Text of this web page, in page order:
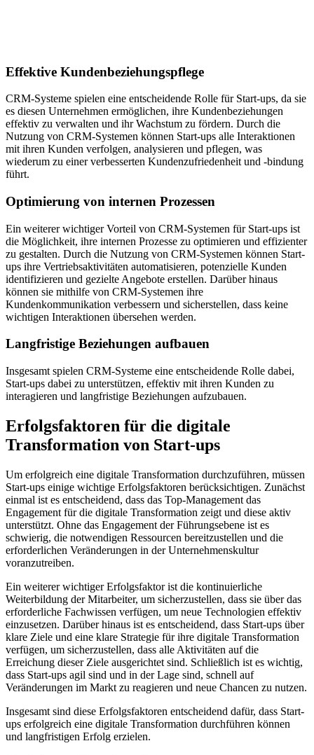
Effektive Kundenbeziehungspflege
CRM-Systeme spielen eine entscheidende Rolle für Start-ups, da sie
es diesen Unternehmen ermöglichen, ihre Kundenbeziehungen
effektiv zu verwalten und ihr Wachstum zu fördern. Durch die
Nutzung von CRM-Systemen können Start-ups alle Interaktionen
mit ihren Kunden verfolgen, analysieren und pflegen, was
wiederum zu einer verbesserten Kundenzufriedenheit und -bindung
führt.
Optimierung von internen Prozessen
Ein weiterer wichtiger Vorteil von CRM-Systemen für Start-ups ist
die Möglichkeit, ihre internen Prozesse zu optimieren und effizienter
zu gestalten. Durch die Nutzung von CRM-Systemen können Start-
ups ihre Vertriebsaktivitäten automatisieren, potenzielle Kunden
identifizieren und gezielte Angebote erstellen. Darüber hinaus
können sie mithilfe von CRM-Systemen ihre
Kundenkommunikation verbessern und sicherstellen, dass keine
wichtigen Interaktionen übersehen werden.
Langfristige Beziehungen aufbauen
Insgesamt spielen CRM-Systeme eine entscheidende Rolle dabei,
Start-ups dabei zu unterstützen, effektiv mit ihren Kunden zu
interagieren und langfristige Beziehungen aufzubauen.
Erfolgsfaktoren für die digitale
Transformation von Start-ups
Um erfolgreich eine digitale Transformation durchzuführen, müssen
Start-ups einige wichtige Erfolgsfaktoren berücksichtigen. Zunächst
einmal ist es entscheidend, dass das Top-Management das
Engagement für die digitale Transformation zeigt und diese aktiv
unterstützt. Ohne das Engagement der Führungsebene ist es
schwierig, die notwendigen Ressourcen bereitzustellen und die
erforderlichen Veränderungen in der Unternehmenskultur
voranzutreiben.
Ein weiterer wichtiger Erfolgsfaktor ist die kontinuierliche
Weiterbildung der Mitarbeiter, um sicherzustellen, dass sie über das
erforderliche Fachwissen verfügen, um neue Technologien effektiv
einzusetzen. Darüber hinaus ist es entscheidend, dass Start-ups über
klare Ziele und eine klare Strategie für ihre digitale Transformation
verfügen, um sicherzustellen, dass alle Aktivitäten auf die
Erreichung dieser Ziele ausgerichtet sind. Schließlich ist es wichtig,
dass Start-ups agil sind und in der Lage sind, schnell auf
Veränderungen im Markt zu reagieren und neue Chancen zu nutzen.
Insgesamt sind diese Erfolgsfaktoren entscheidend dafür, dass Start-
ups erfolgreich eine digitale Transformation durchführen können
und langfristigen Erfolg erzielen.